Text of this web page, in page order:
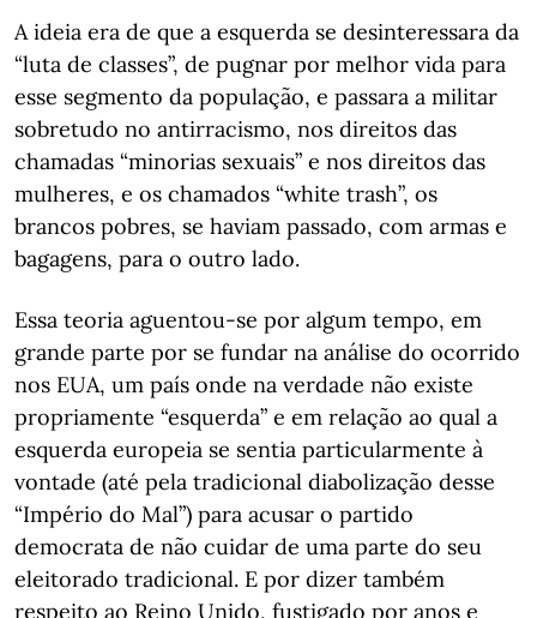
A ideia era de que a esquerda se desinteressara da
“luta de classes”, de pugnar por melhor vida para
esse segmento da população, e passara a militar
sobretudo no antirracismo, nos direitos das
chamadas “minorias sexuais” e nos direitos das
mulheres, e os chamados “white trash”, os
brancos pobres, se haviam passado, com armas e
bagagens, para o outro lado.
Essa teoria aguentou-se por algum tempo, em
grande parte por se fundar na análise do ocorrido
nos EUA, um país onde na verdade não existe
propriamente “esquerda” e em relação ao qual a
esquerda europeia se sentia particularmente à
vontade (até pela tradicional diabolização desse
“Império do Mal”) para acusar o partido
democrata de não cuidar de uma parte do seu
eleitorado tradicional. E por dizer também
respeito ao Reino Unido, fustigado por anos e